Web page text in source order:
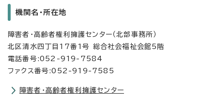
機関名・所在地
障害者・高齢者権利擁護センター（北部事務所）
北区清水四丁目17番1号 総合社会福祉会館5階
電話番号:052-919-7584
ファクス番号:052-919-7585
障害者・高齢者権利擁護センター